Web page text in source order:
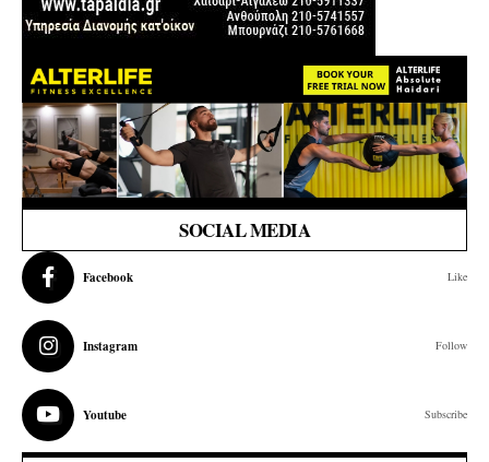
SOCIAL MEDIA
Facebook Like
Instagram Follow
Youtube Subscribe